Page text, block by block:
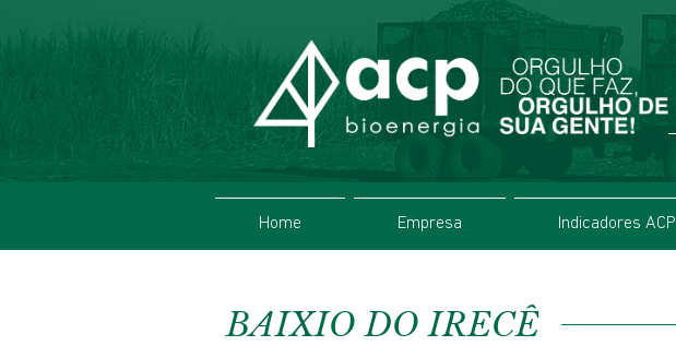
Home Empresa Indicadores ACP
BAIXIO DO IRECÊ